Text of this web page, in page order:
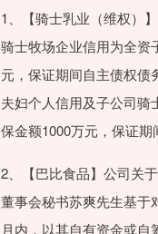
1、【骑士乳业（维权）
骑士牧场企业信用为全资
元，保证期间自主债权债
夫妇个人信用及子公司骑
保金额1000万元，保证期
2、【巴比食品】公司关
董事会秘书苏爽先生基于
月内，以其自有资金或